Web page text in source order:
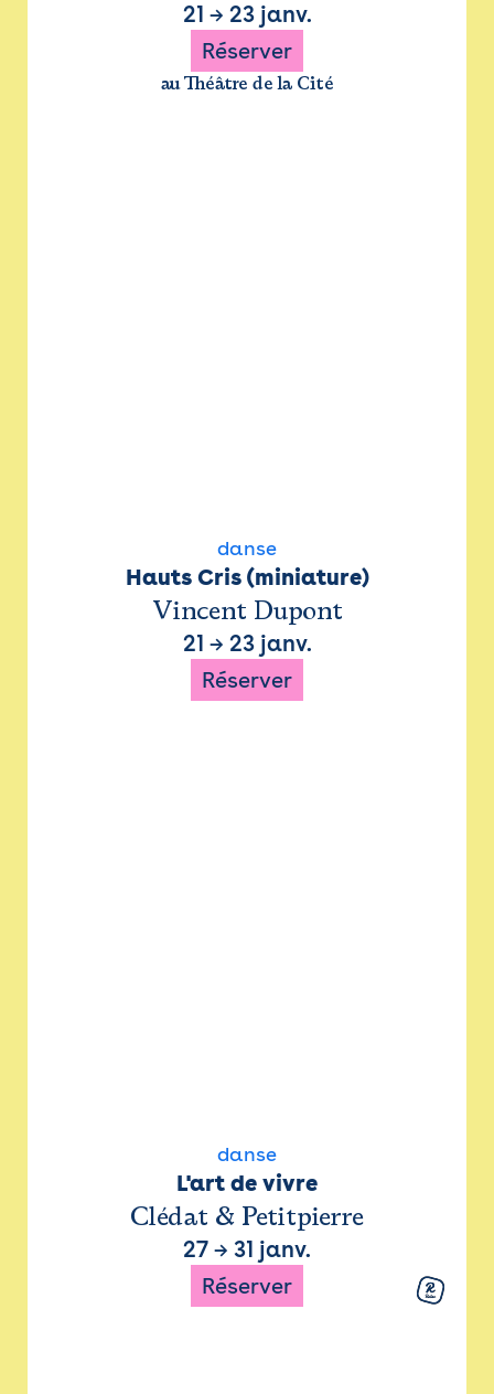
21 → 23 janv.
Réserver
au Théâtre de la Cité
danse
Hauts Cris (miniature)
Vincent Dupont
21 → 23 janv.
Réserver
danse
L'art de vivre
Clédat & Petitpierre
27 → 31 janv.
Réserver